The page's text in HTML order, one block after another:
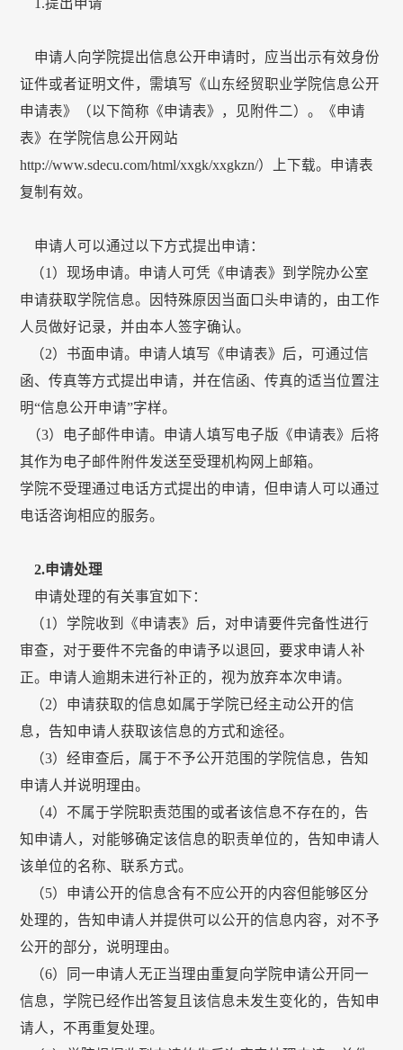
申请人向学院提出信息公开申请时，应当出示有效身份
证件或者证明文件，需填写《山东经贸职业学院信息公开
申请表》（以下简称《申请表》，见附件二）。《申请
表》在学院信息公开网站
http://www.sdecu.com/html/xxgk/xxgkzn/）上下载。申请表
复制有效。
申请人可以通过以下方式提出申请：
（1）现场申请。申请人可凭《申请表》到学院办公室
申请获取学院信息。因特殊原因当面口头申请的，由工作
人员做好记录，并由本人签字确认。
（2）书面申请。申请人填写《申请表》后，可通过信
函、传真等方式提出申请，并在信函、传真的适当位置注
明“信息公开申请”字样。
（3）电子邮件申请。申请人填写电子版《申请表》后将
其作为电子邮件附件发送至受理机构网上邮箱。
学院不受理通过电话方式提出的申请，但申请人可以通过
电话咨询相应的服务。
2.申请处理
申请处理的有关事宜如下：
（1）学院收到《申请表》后，对申请要件完备性进行
审查，对于要件不完备的申请予以退回，要求申请人补
正。申请人逾期未进行补正的，视为放弃本次申请。
（2）申请获取的信息如属于学院已经主动公开的信
息，告知申请人获取该信息的方式和途径。
（3）经审查后，属于不予公开范围的学院信息，告知
申请人并说明理由。
（4）不属于学院职责范围的或者该信息不存在的，告
知申请人，对能够确定该信息的职责单位的，告知申请人
该单位的名称、联系方式。
（5）申请公开的信息含有不应公开的内容但能够区分
处理的，告知申请人并提供可以公开的信息内容，对不予
公开的部分，说明理由。
（6）同一申请人无正当理由重复向学院申请公开同一
信息，学院已经作出答复且该信息未发生变化的，告知申
请人，不再重复处理。